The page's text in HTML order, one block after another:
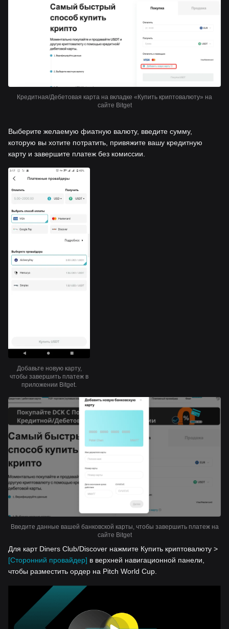
Кредитная/Дебетовая карта на вкладке «Купить криптовалюту» на
сайте Bitget
Выберите желаемую фиатную валюту, введите сумму,
которую вы хотите потратить, привяжите вашу кредитную
карту и завершите платеж без комиссии.
Добавьте новую карту,
чтобы завершить платеж в
приложении Bitget.
Введите данные вашей банковской карты, чтобы завершить платеж на
сайте Bitget
Для карт Diners Club/Discover нажмите Купить криптовалюту >
[Сторонний провайдер] в верхней навигационной панели,
чтобы разместить ордер на Pitch World Cup.